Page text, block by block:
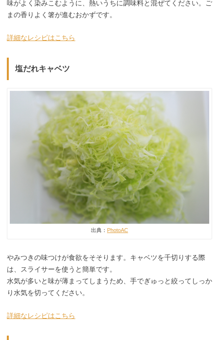
味がよく染みこむように、熱いうちに調味料と混ぜてください。ご
まの香りよく箸が進むおかずです。
詳細なレシピはこちら
塩だれキャベツ
出典： PhotoAC
やみつきの味つけが食欲をそそります。キャベツを千切りする際
は、スライサーを使うと簡単です。
水気が多いと味が薄まってしまうため、手でぎゅっと絞ってしっか
り水気を切ってください。
詳細なレシピはこちら